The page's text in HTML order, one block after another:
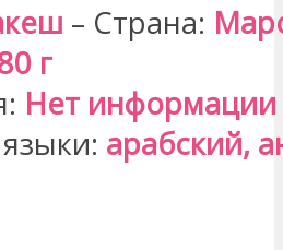
– Страна:
г
Нет информации
арабский,